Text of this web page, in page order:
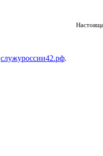
служуроссии42.рф.